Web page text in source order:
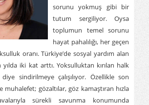
sorunu yokmuş gibi bir
tutum sergiliyor. Oysa
toplumun temel sorunu
hayat pahalılığı, her geçen
oranı. Türkiye’de sosyal yardım alan
yılda iki kat arttı. Yoksulluktan kırılan halk
diye sindirilmeye çalışılıyor. Özellikle son
muhalefet; gözaltılar, göz kamaştıran hızla
sürekli savunma konumunda